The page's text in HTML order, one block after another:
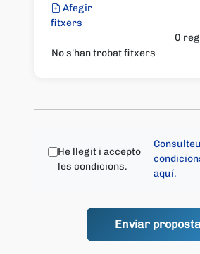
Afegir
fitxers
0
No s'han trobat fitxers
He llegit i accepto
les condicions.
aquí.